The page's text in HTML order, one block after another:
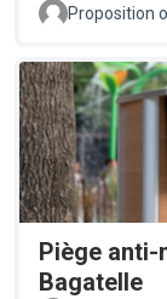
Proposition
Piège anti-
Bagatelle